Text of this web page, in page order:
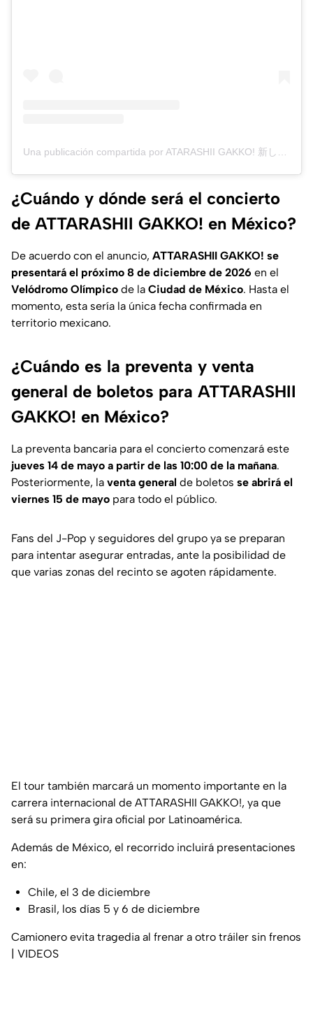
Una publicación compartida por ATARASHII GAKKO! 新しい学校のリーダーズ (@japan_leaders)
¿Cuándo y dónde será el concierto
de ATTARASHII GAKKO! en México?
De acuerdo con el anuncio, ATTARASHII GAKKO! se
presentará el próximo 8 de diciembre de 2026 en el
Velódromo Olímpico de la Ciudad de México. Hasta el
momento, esta sería la única fecha confirmada en
territorio mexicano.
¿Cuándo es la preventa y venta
general de boletos para ATTARASHII
GAKKO! en México?
La preventa bancaria para el concierto comenzará este
jueves 14 de mayo a partir de las 10:00 de la mañana.
Posteriormente, la venta general de boletos se abrirá el
viernes 15 de mayo para todo el público.
Fans del J-Pop y seguidores del grupo ya se preparan
para intentar asegurar entradas, ante la posibilidad de
que varias zonas del recinto se agoten rápidamente.
El tour también marcará un momento importante en la
carrera internacional de ATTARASHII GAKKO!, ya que
será su primera gira oficial por Latinoamérica.
Además de México, el recorrido incluirá presentaciones
en:
Chile, el 3 de diciembre
Brasil, los días 5 y 6 de diciembre
Camionero evita tragedia al frenar a otro tráiler sin frenos
| VIDEOS